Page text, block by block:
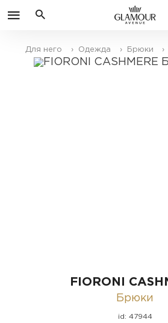
Для него › Одежда › Брюки
FIORONI
Брюки
id: 47944